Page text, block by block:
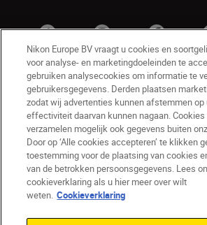
BE(nl) Nikon Sites
Contact opnemen
Privacyverklaring
Gebruiksvoorwaarden
Nikon Store - Algemene voorwaarden
Cookieverklaring
Toegankelijkheid
Nikon Europe BV vraagt u cookies en
voor analyse- en marketingdoeleinden te
gebruiken analysecookies om informatie te
gebruikersgegevens. Derden plaatsen
zodat wij advertenties kunnen afstemmen op
effectiviteit daarvan kunnen nagaan. Cookies
verzamelen mogelijk ook gegevens buiten
Door op ‘Alle cookies accepteren’ te klikken
toestemming voor de plaatsing van cookies
van de betrokken persoonsgegevens. Lees
cookieverklaring als u hier meer over wilt
weten. Cookieverklaring